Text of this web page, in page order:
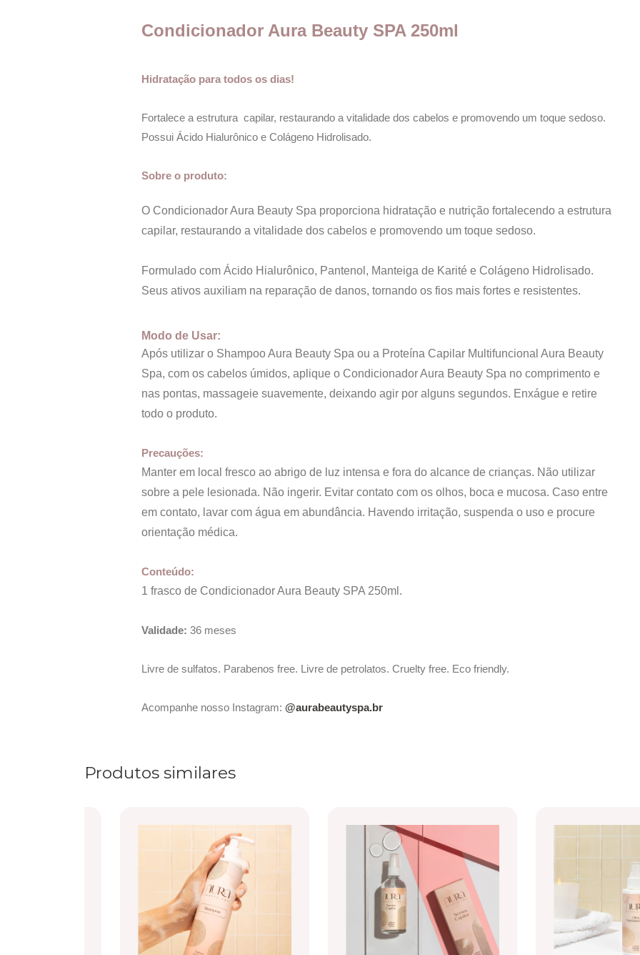
Condicionador Aura Beauty SPA 250ml
Hidratação para todos os dias!
Fortalece a estrutura capilar, restaurando a vitalidade dos cabelos e promovendo um toque sedoso.
Possui Ácido Hialurônico e Colágeno Hidrolisado.
Sobre o produto:
O Condicionador Aura Beauty Spa proporciona hidratação e nutrição fortalecendo a estrutura
capilar, restaurando a vitalidade dos cabelos e promovendo um toque sedoso.
Formulado com Ácido Hialurônico, Pantenol, Manteiga de Karité e Colágeno Hidrolisado.
Seus ativos auxiliam na reparação de danos, tornando os fios mais fortes e resistentes.
Modo de Usar:
Após utilizar o Shampoo Aura Beauty Spa ou a Proteína Capilar Multifuncional Aura Beauty
Spa, com os cabelos úmidos, aplique o Condicionador Aura Beauty Spa no comprimento e
nas pontas, massageie suavemente, deixando agir por alguns segundos. Enxágue e retire
todo o produto.
Precauções:
Manter em local fresco ao abrigo de luz intensa e fora do alcance de crianças. Não utilizar
sobre a pele lesionada. Não ingerir. Evitar contato com os olhos, boca e mucosa. Caso entre
em contato, lavar com água em abundância. Havendo irritação, suspenda o uso e procure
orientação médica.
Conteúdo:
1 frasco de Condicionador Aura Beauty SPA 250ml.
Validade: 36 meses
Livre de sulfatos. Parabenos free. Livre de petrolatos. Cruelty free. Eco friendly.
Acompanhe nosso Instagram: @aurabeautyspa.br
Produtos similares